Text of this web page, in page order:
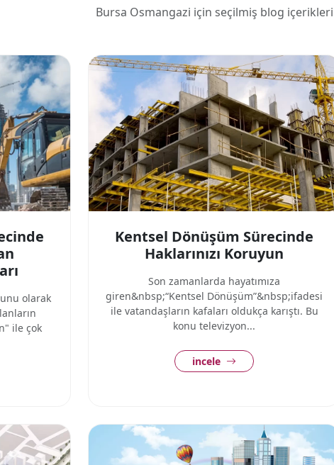
Bursa Osmangazi için seçilmiş blog içerikleri
olarak
ile çok
Kentsel Dönüşüm Sürecinde
Haklarınızı Koruyun
Son zamanlarda hayatımıza
giren&nbsp;“Kentsel Dönüşüm”&nbsp;ifadesi
ile vatandaşların kafaları oldukça karıştı. Bu
konu televizyon...
incele